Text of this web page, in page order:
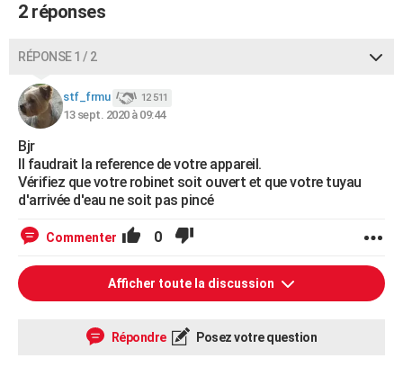
Dictionnaire
Biographies
Citations
Expressions
Proverbes
PROGRAMME TV
COPAINS D'AVANT
S'inscrire
Se connecter
Lycées
Collèges
Primaires
Universités
Entreprises
Service militaire
Avis de recherche
AVIS DE DÉCÈS
FORUM
Bricolage
Lifestyle
Culture
Sport
Auto
Television
Voyage
Cinema
2 réponses
RÉPONSE 1 / 2
stf_frmu 12 511
13 sept. 2020 à 09:44
Bjr
Il faudrait la reference de votre appareil.
Vérifiez que votre robinet soit ouvert et que votre tuyau
d'arrivée d'eau ne soit pas pincé
Commenter 0
Afficher toute la discussion
Répondre Posez votre question